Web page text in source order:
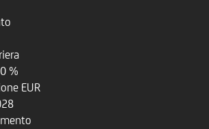
%
EUR